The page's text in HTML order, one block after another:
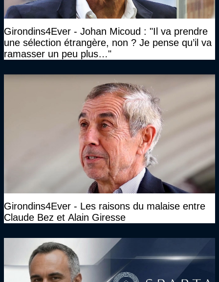
Girondins4Ever - Johan Micoud : "Il va prendre
une sélection étrangère, non ? Je pense qu’il va
ramasser un peu plus…"
Girondins4Ever - Les raisons du malaise entre
Claude Bez et Alain Giresse